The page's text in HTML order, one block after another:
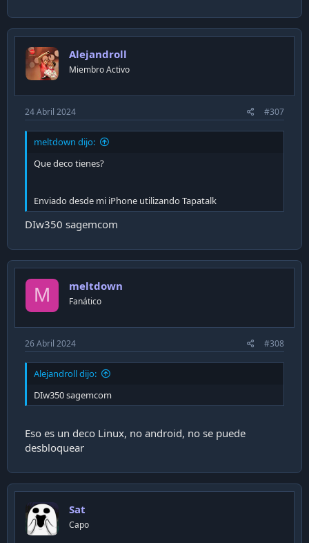
Alejandroll
Miembro Activo
24 Abril 2024 #307
meltdown dijo:
Que deco tienes?
Enviado desde mi iPhone utilizando Tapatalk
DIw350 sagemcom
M meltdown
Fanático
26 Abril 2024 #308
Alejandroll dijo:
DIw350 sagemcom
Eso es un deco Linux, no android, no se puede
desbloquear
Sat
Capo